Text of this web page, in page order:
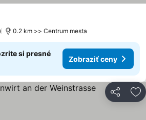
0.2 km >> Centrum mesta
si presné
Zobraziť ceny
Zdieľať